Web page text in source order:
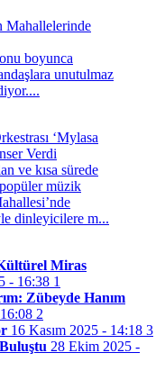
Mahallelerinde
boyunca
unutulmaz
‘Mylasa
Verdi
ve kısa sürede
müzik
dinleyicilere m...
Miras
- 16:38 1
Zübeyde Hanım
2
16 Kasım 2025 - 14:18 3
28 Ekim 2025 -